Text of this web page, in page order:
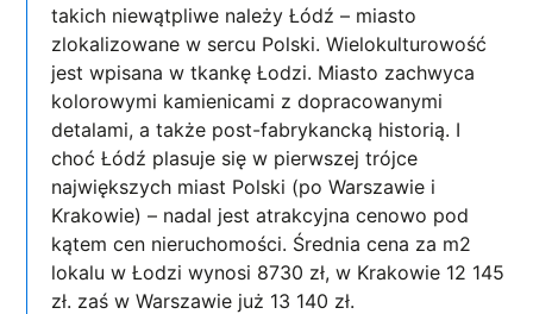
takich niewątpliwe należy Łódź – miasto
zlokalizowane w sercu Polski. Wielokulturowość
jest wpisana w tkankę Łodzi. Miasto zachwyca
kolorowymi kamienicami z dopracowanymi
detalami, a także post-fabrykancką historią. I
choć Łódź plasuje się w pierwszej trójce
największych miast Polski (po Warszawie i
Krakowie) – nadal jest atrakcyjna cenowo pod
kątem cen nieruchomości. Średnia cena za m2
lokalu w Łodzi wynosi 8730 zł, w Krakowie 12 145
zł. zaś w Warszawie już 13 140 zł.